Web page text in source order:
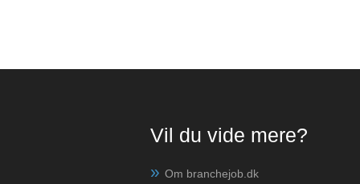
Vil du vide mere?
Om branchejob.dk